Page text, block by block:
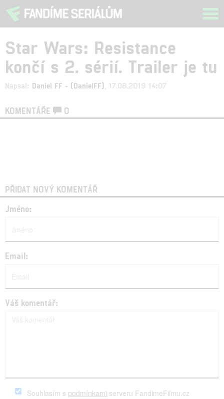
Star Wars: Resistance
končí s 2. sérií. Trailer je tu
Napsal: Daniel FF - (DanielFF) , 17.08.2019 14:07
KOMENTÁŘE 0
PŘIDAT NOVÝ KOMENTÁŘ
Jméno:
Email:
Váš komentář:
Souhlasím s podmínkami serveru FandimeFilmu.cz